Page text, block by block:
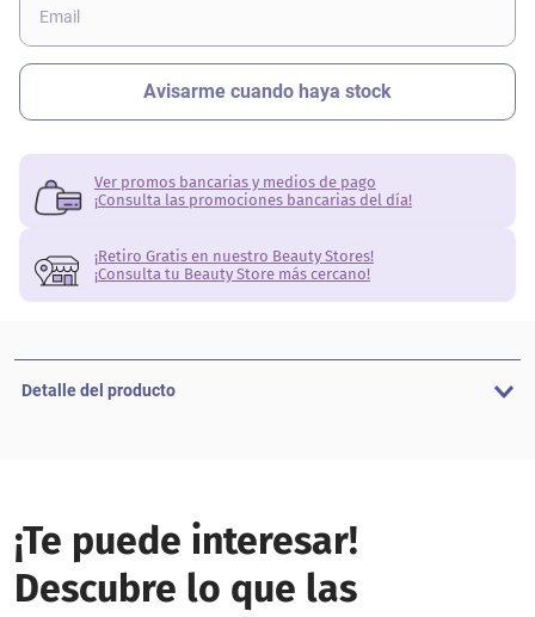
Ver promos bancarias y medios de pago
¡Consulta las promociones bancarias del día!
¡Retiro Gratis en nuestro Beauty Stores!
¡Consulta tu Beauty Store más cercano!
Detalle del producto
¡Te puede interesar!
Descubre lo que las